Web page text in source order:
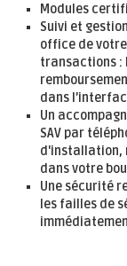
Modules
Suivi et
office de
transactions :
dans
Un
SAV par
d'installation,
dans votre
Une sécurité
les failles de